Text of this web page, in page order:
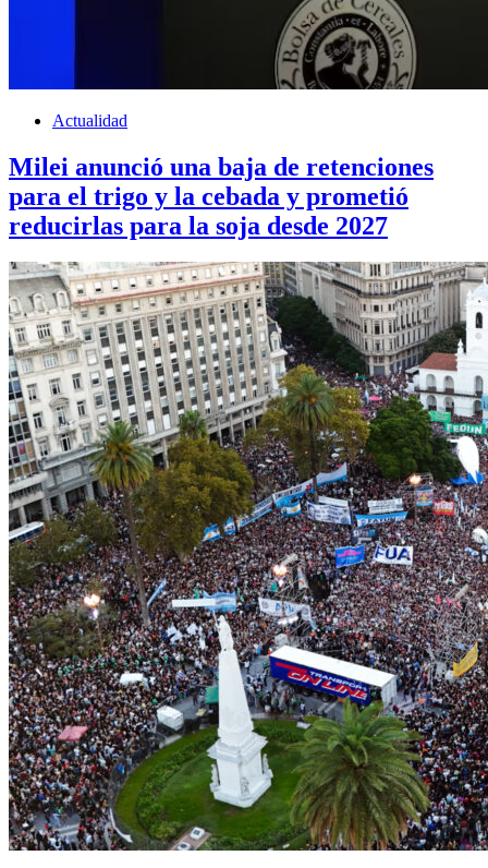
Actualidad
Milei anunció una baja de retenciones
para el trigo y la cebada y prometió
reducirlas para la soja desde 2027